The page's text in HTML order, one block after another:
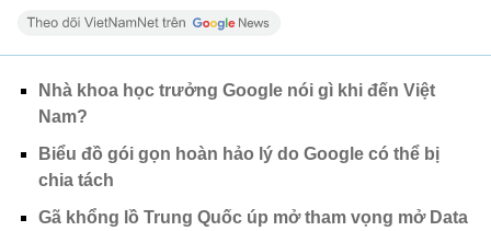
Nhà khoa học trưởng Google nói gì khi đến Việt
Nam?
Biểu đồ gói gọn hoàn hảo lý do Google có thể bị
chia tách
Gã khổng lồ Trung Quốc úp mở tham vọng mở Data